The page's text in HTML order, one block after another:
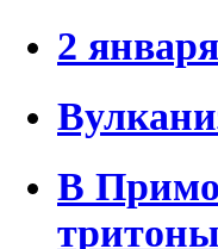
2
В
тритоны